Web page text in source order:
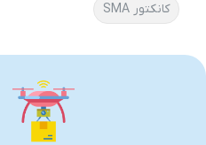
کانکتور SMA